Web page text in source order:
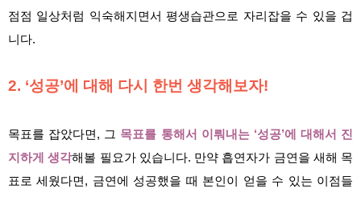
점점 일상처럼 익숙해지면서 평생습관으로 자리잡을 수 있을 겁
니다.
2. ‘성공’에 대해 다시 한번 생각해보자!
목표를 잡았다면, 그 목표를 통해서 이뤄내는 ‘성공’에 대해서 진
지하게 생각해볼 필요가 있습니다. 만약 흡연자가 금연을 새해 목
표로 세웠다면, 금연에 성공했을 때 본인이 얻을 수 있는 이점들